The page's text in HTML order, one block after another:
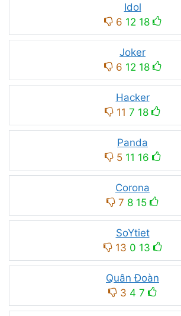
Idol
6 12 18
Joker
6 12 18
Hacker
11 7 18
Panda
5 11 16
Corona
7 8 15
SoYtiet
13 0 13
Quân Đoàn
3 4 7